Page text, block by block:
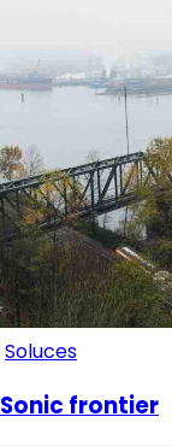
Soluces
Sonic frontier